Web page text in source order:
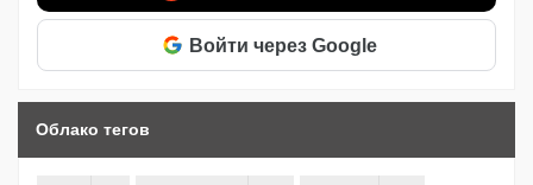
Войти через Google
Облако тегов